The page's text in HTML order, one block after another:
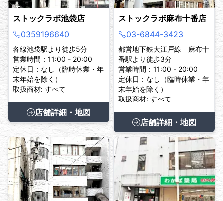
ストックラボ池袋店
0359196640
各線池袋駅より徒歩5分
営業時間：11:00 - 20:00
定休日：なし（臨時休業・年
末年始を除く）
取扱商材: すべて
店舗詳細・地図
ストックラボ麻布十番店
03-6844-3423
都営地下鉄大江戸線 麻布十
番駅より徒歩3分
営業時間：11:00 - 20:00
定休日：なし（臨時休業・年
末年始を除く）
取扱商材: すべて
店舗詳細・地図